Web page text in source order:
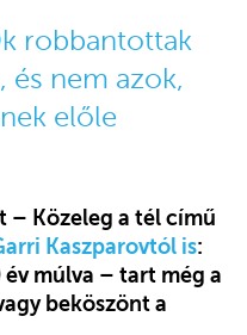
robbantottak
és nem azok,
előle
– Közeleg a tél című
Kaszparovtól is:
év múlva – tart még a
beköszönt a